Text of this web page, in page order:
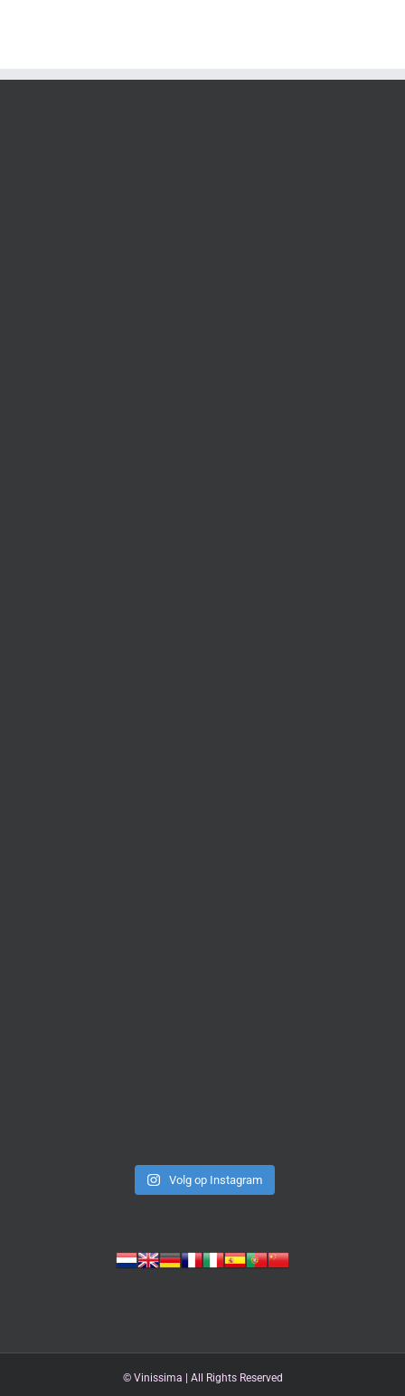
Volg op Instagram
© Vinissima | All Rights Reserved